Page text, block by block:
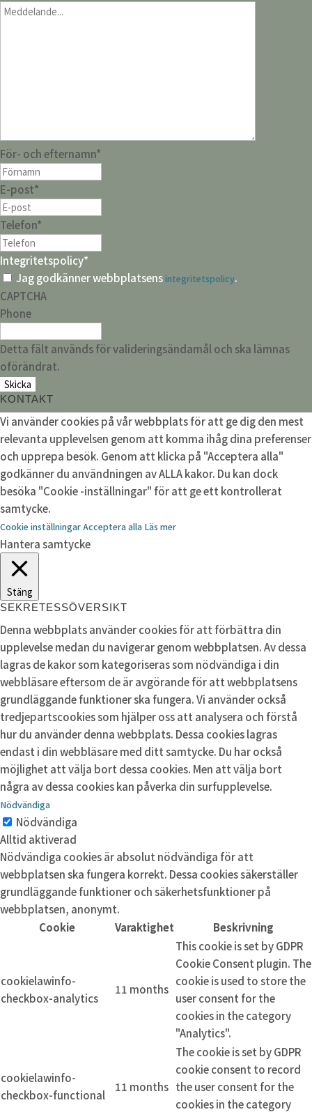
För- och efternamn*
E-post*
Telefon*
Integritetspolicy*
Jag godkänner webbplatsensintegritetspolicy.
CAPTCHA
Phone
Detta fält används för valideringsändamål och ska lämnas
oförändrat.
KONTAKT
Vi använder cookies på vår webbplats för att ge dig den mest
relevanta upplevelsen genom att komma ihåg dina preferenser
och upprepa besök. Genom att klicka på "Acceptera alla"
godkänner du användningen av ALLA kakor. Du kan dock
besöka "Cookie -inställningar" för att ge ett kontrollerat
samtycke.
Cookie inställningarAcceptera alla Läs mer
Hantera samtycke
Stäng
SEKRETESSÖVERSIKT
Denna webbplats använder cookies för att förbättra din
upplevelse medan du navigerar genom webbplatsen. Av dessa
lagras de kakor som kategoriseras som nödvändiga i din
webbläsare eftersom de är avgörande för att webbplatsens
grundläggande funktioner ska fungera. Vi använder också
tredjepartscookies som hjälper oss att analysera och förstå
hur du använder denna webbplats. Dessa cookies lagras
endast i din webbläsare med ditt samtycke. Du har också
möjlighet att välja bort dessa cookies. Men att välja bort
några av dessa cookies kan påverka din surfupplevelse.
Nödvändiga
Nödvändiga
Alltid aktiverad
Nödvändiga cookies är absolut nödvändiga för att
webbplatsen ska fungera korrekt. Dessa cookies säkerställer
grundläggande funktioner och säkerhetsfunktioner på
webbplatsen, anonymt.
Cookie
Varaktighet Beskrivning
cookielawinfo-
checkbox-analytics
11 months
This cookie is set by GDPR
Cookie Consent plugin. The
cookie is used to store the
user consent for the
cookies in the category
"Analytics".
cookielawinfo-
checkbox-functional
11 months
The cookie is set by GDPR
cookie consent to record
the user consent for the
cookies in the category